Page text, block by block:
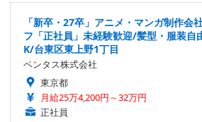
「新卒・27卒」アニメ・マンガ制作会
フ「正社員」未経験歓迎/髪型・服装自
K/台東区東上野1丁目
ベンタス株式会社
東京都
月給25万4,200円～32万円
正社員